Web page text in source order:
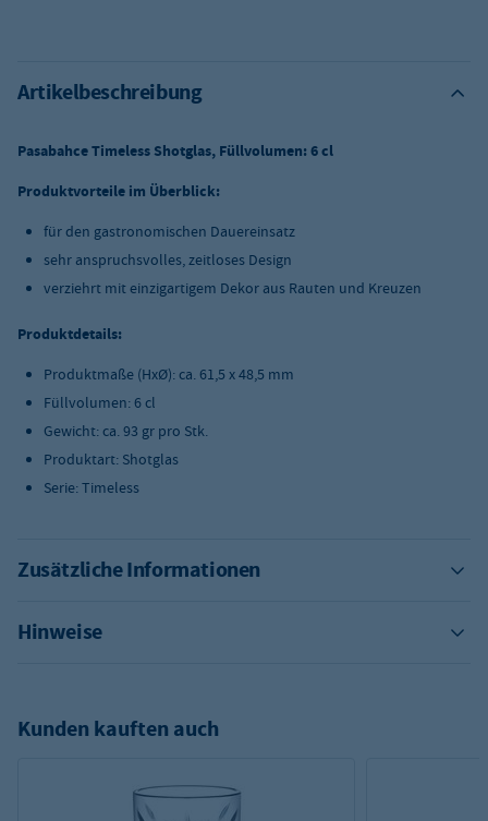
Artikelbeschreibung
Pasabahce Timeless Shotglas, Füllvolumen: 6 cl
Produktvorteile im Überblick:
für den gastronomischen Dauereinsatz
sehr anspruchsvolles, zeitloses Design
verziehrt mit einzigartigem Dekor aus Rauten und Kreuzen
Produktdetails:
Produktmaße (HxØ): ca. 61,5 x 48,5 mm
Füllvolumen: 6 cl
Gewicht: ca. 93 gr pro Stk.
Produktart: Shotglas
Serie: Timeless
Zusätzliche Informationen
Hinweise
Kunden kauften auch